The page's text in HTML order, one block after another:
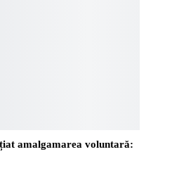
amalgamarea voluntară: